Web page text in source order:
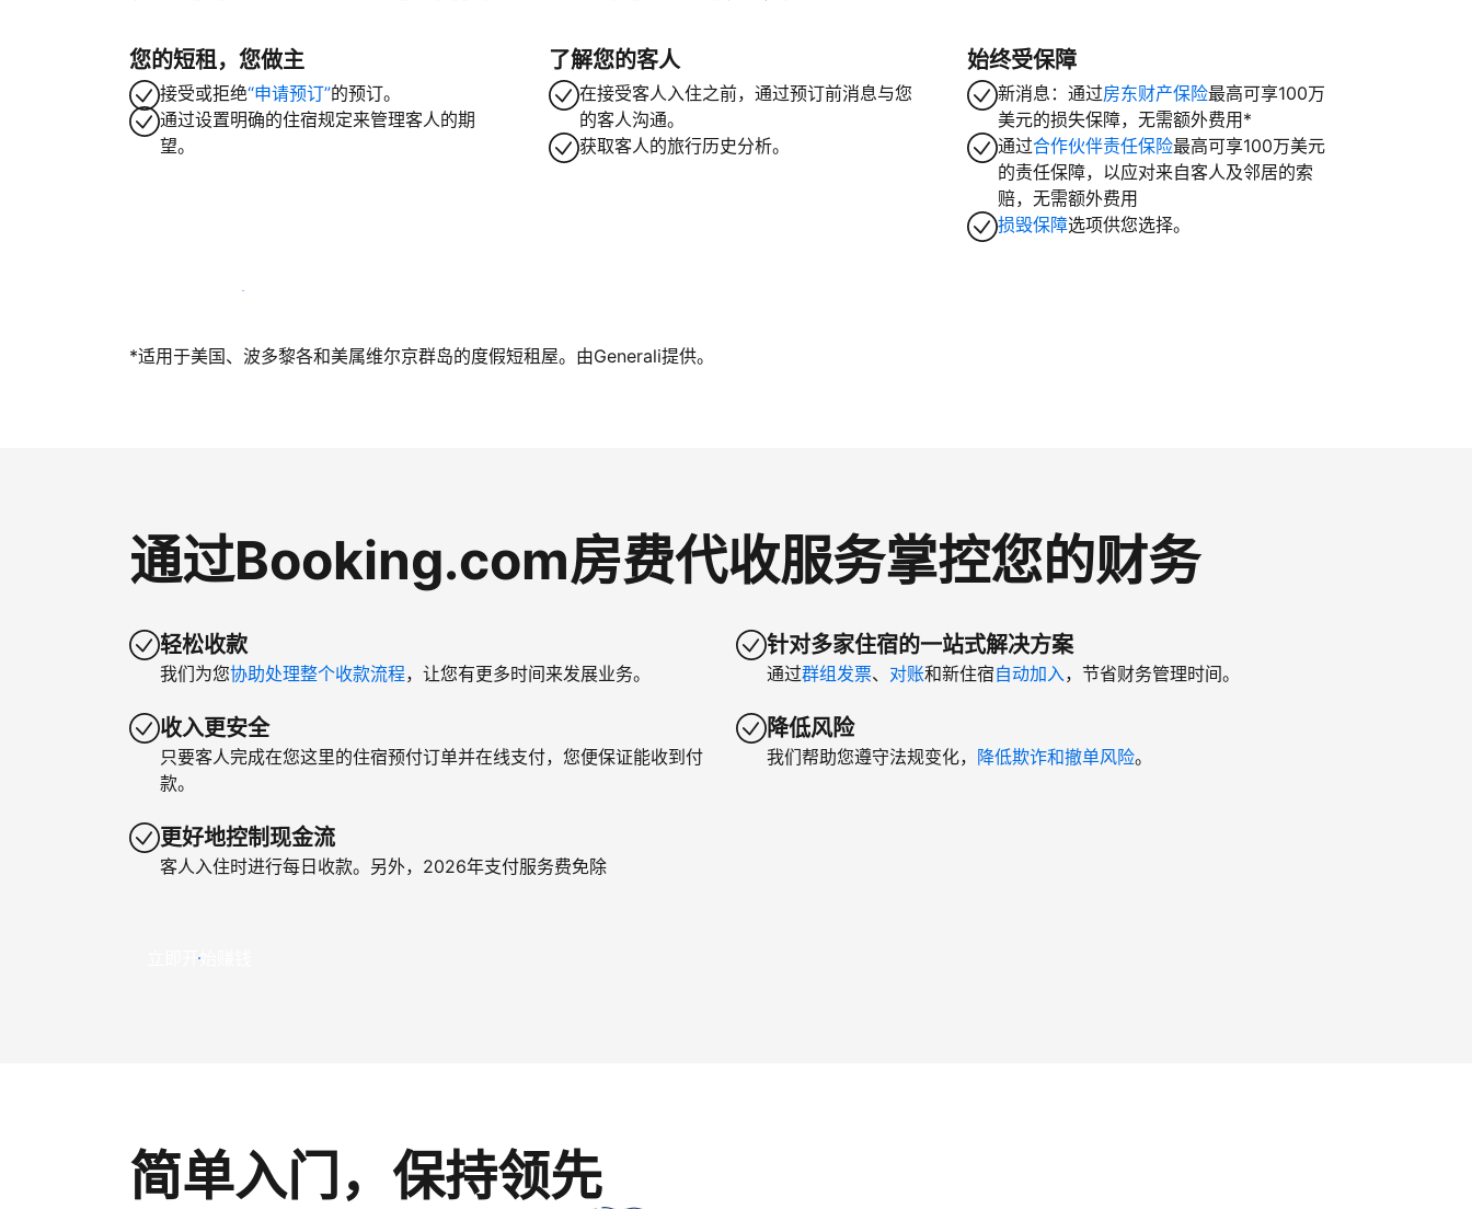
您的短租，您做主
接受或拒绝“申请预订”的预订。
通过设置明确的住宿规定来管理客人的期
望。
了解您的客人
在接受客人入住之前，通过预订前消息与您
的客人沟通。
获取客人的旅行历史分析。
始终受保障
新消息：通过房东财产保险最高可享100万
美元的损失保障，无需额外费用*
通过合作伙伴责任保险最高可享100万美元
的责任保障，以应对来自客人及邻居的索
赔，无需额外费用
损毁保障选项供您选择。
立即与我们一起迎接客人
*适用于美国、波多黎各和美属维尔京群岛的度假短租屋。由Generali提供。
通过Booking.com房费代收服务掌控您的财务
轻松收款
我们为您协助处理整个收款流程，让您有更多时间来发展业务。
收入更安全
只要客人完成在您这里的住宿预付订单并在线支付，您便保证能收到付
款。
更好地控制现金流
客人入住时进行每日收款。另外，2026年支付服务费免除
针对多家住宿的一站式解决方案
通过群组发票、 对账和新住宿自动加入，节省财务管理时间。
降低风险
我们帮助您遵守法规变化， 降低欺诈和撤单风险。
立即开始赚钱
简单入门，保持领先